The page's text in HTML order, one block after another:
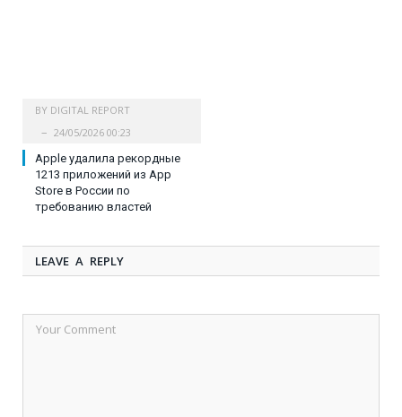
BY DIGITAL REPORT
24/05/2026 00:23
Apple удалила рекордные
1213 приложений из App
Store в России по
требованию властей
LEAVE A REPLY